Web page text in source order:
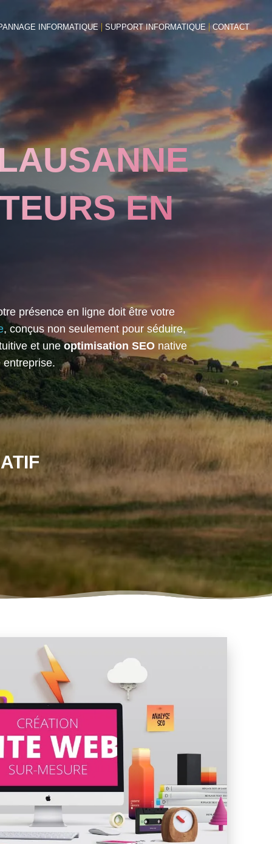
INFORMATIQUE SUPPORT INFORMATIQUE CONTACT
EN
présence en ligne doit être votre
, conçus non seulement pour séduire,
et uneoptimisation SEOnative
entreprise.